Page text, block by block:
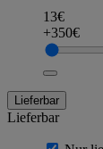
13€
+350€
Lieferbar
Lieferbar